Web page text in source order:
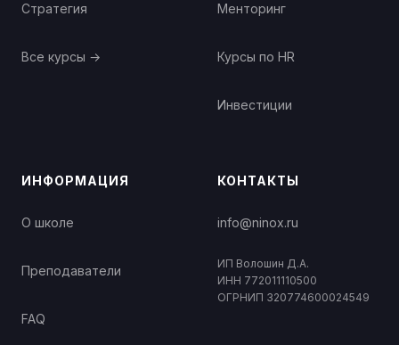
Стратегия
Все курсы →
Менторинг
Курсы по HR
Инвестиции
ИНФОРМАЦИЯ
О школе
Преподаватели
FAQ
КОНТАКТЫ
info@ninox.ru
ИП Волошин Д.А.
ИНН 772011110500
ОГРНИП 320774600024549